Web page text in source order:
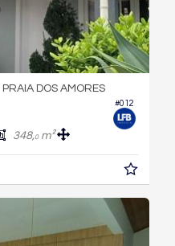
#012
PRAIA DOS AMORES
348,0m²